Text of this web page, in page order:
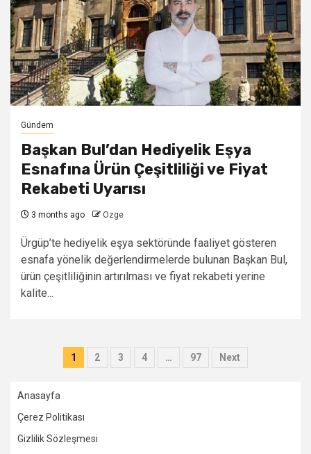
Gündem
Başkan Bul’dan Hediyelik Eşya
Esnafına Ürün Çeşitliliği ve Fiyat
Rekabeti Uyarısı
3 months ago Ozge
Ürgüp’te hediyelik eşya sektöründe faaliyet gösteren
esnafa yönelik değerlendirmelerde bulunan Başkan Bul,
ürün çeşitliliğinin artırılması ve fiyat rekabeti yerine
kalite...
Posts
1 2 3 4 … 97 Next
Anasayfa
Çerez Politikası
Gizlilik Sözleşmesi